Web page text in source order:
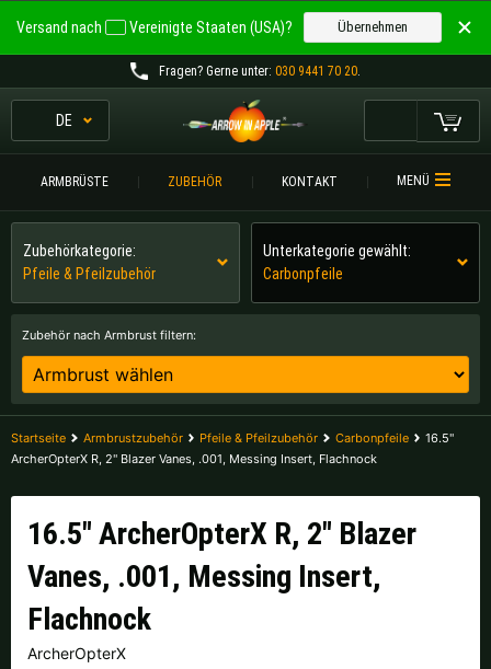
DE
ARMBRÜSTE ZUBEHÖR KONTAKT MENÜ
Zubehör nach Armbrust filtern:
Zubehörkategorie:
Pfeile & Pfeilzubehör
Unterkategorie gewählt:
Carbonpfeile
Startseite Armbrustzubehör Pfeile & Pfeilzubehör Carbonpfeile
16.5"
ArcherOpterX R, 2" Blazer Vanes, .001, Messing Insert, Flachnock
16.5" ArcherOpterX R, 2" Blazer
Vanes, .001, Messing Insert,
Flachnock
ArcherOpterX
Willkommen bei
ARROW IN APPLE
Die besten Armbrüste.
Bitte wählen Sie Ihre Sprache aus:
Englisch Deutsch (DE)
Deutsch (AT) Deutsch (CH)
Bitte wählen Sie Ihre Versandregion:
Belgien |€ Bulgarien |лв
Deutschland |€ Estland |€
Kroatien |
Lettland | €
Niederlande |
Versand nach Vereinigte Staaten (USA)? Übernehmen
Fragen? Gerne unter: 030 9441 70 20.
Die besten Armbrüste.
Mein Warenkorb
ARMBRÜSTE
ARMBRUSTVERGLEICH
ZUBEHÖR
SERVICE
KONTAKT